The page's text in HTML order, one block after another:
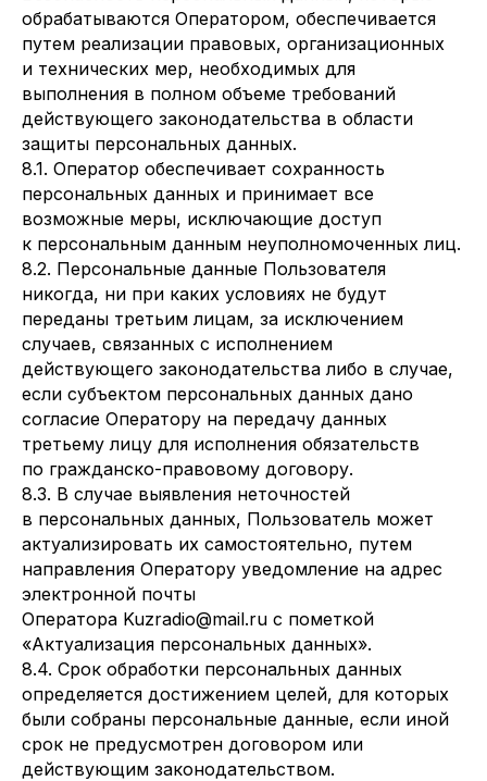
обрабатываются Оператором, обеспечивается
путем реализации правовых, организационных
и технических мер, необходимых для
выполнения в полном объеме требований
действующего законодательства в области
защиты персональных данных.
8.1. Оператор обеспечивает сохранность
персональных данных и принимает все
возможные меры, исключающие доступ
к персональным данным неуполномоченных лиц.
8.2. Персональные данные Пользователя
никогда, ни при каких условиях не будут
переданы третьим лицам, за исключением
случаев, связанных с исполнением
действующего законодательства либо в случае,
если субъектом персональных данных дано
согласие Оператору на передачу данных
третьему лицу для исполнения обязательств
по гражданско-правовому договору.
8.3. В случае выявления неточностей
в персональных данных, Пользователь может
актуализировать их самостоятельно, путем
направления Оператору уведомление на адрес
электронной почты
Оператора Kuzradio@mail.ru с пометкой
«Актуализация персональных данных».
8.4. Срок обработки персональных данных
определяется достижением целей, для которых
были собраны персональные данные, если иной
срок не предусмотрен договором или
действующим законодательством.